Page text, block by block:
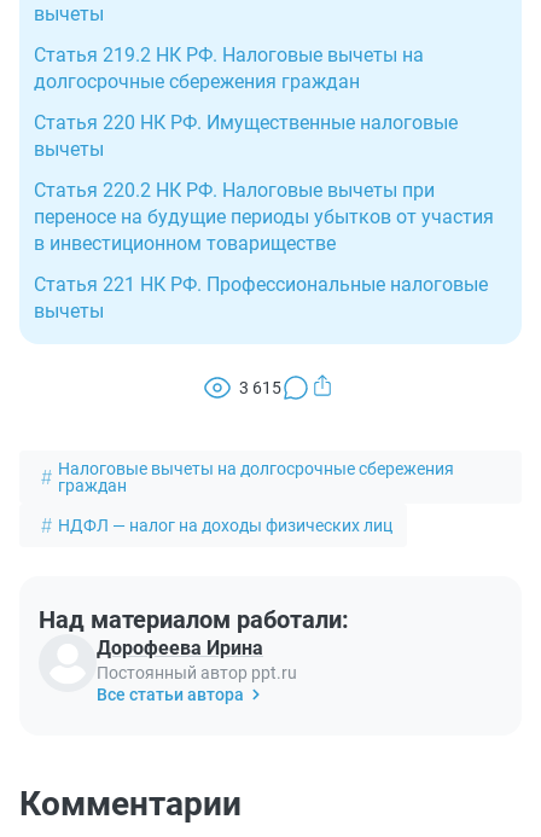
вычеты
Статья 219.2 НК РФ. Налоговые вычеты на
долгосрочные сбережения граждан
Статья 220 НК РФ. Имущественные налоговые
вычеты
Статья 220.2 НК РФ. Налоговые вычеты при
переносе на будущие периоды убытков от участия
в инвестиционном товариществе
Статья 221 НК РФ. Профессиональные налоговые
вычеты
3 615
Налоговые вычеты на долгосрочные сбережения
граждан
НДФЛ — налог на доходы физических лиц
Над материалом работали:
Дорофеева Ирина
Постоянный автор ppt.ru
Все статьи автора
Комментарии